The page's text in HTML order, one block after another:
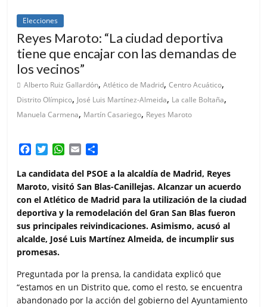
Elecciones
Reyes Maroto: “La ciudad deportiva
tiene que encajar con las demandas de
los vecinos”
Alberto Ruiz Gallardón,Atlético de Madrid,Centro Acuático,
Distrito Olímpico, José Luis Martínez-Almeida, La calle Boltaña,
Manuela Carmena, Martín Casariego, Reyes Maroto
c
e
b
o
k
i
t
e
W
a
t
s
A
p
p
a
i
l
m
p
a
r
i
r
La candidata del PSOE a la alcaldía de Madrid, Reyes
Maroto, visitó San Blas-Canillejas. Alcanzar un acuerdo
con el Atlético de Madrid para la utilización de la ciudad
deportiva y la remodelación del Gran San Blas fueron
sus principales reivindicaciones. Asimismo, acusó al
alcalde, José Luis Martínez Almeida, de incumplir sus
promesas.
Preguntada por la prensa, la candidata explicó que
“estamos en un Distrito que, como el resto, se encuentra
abandonado por la acción del gobierno del Ayuntamiento